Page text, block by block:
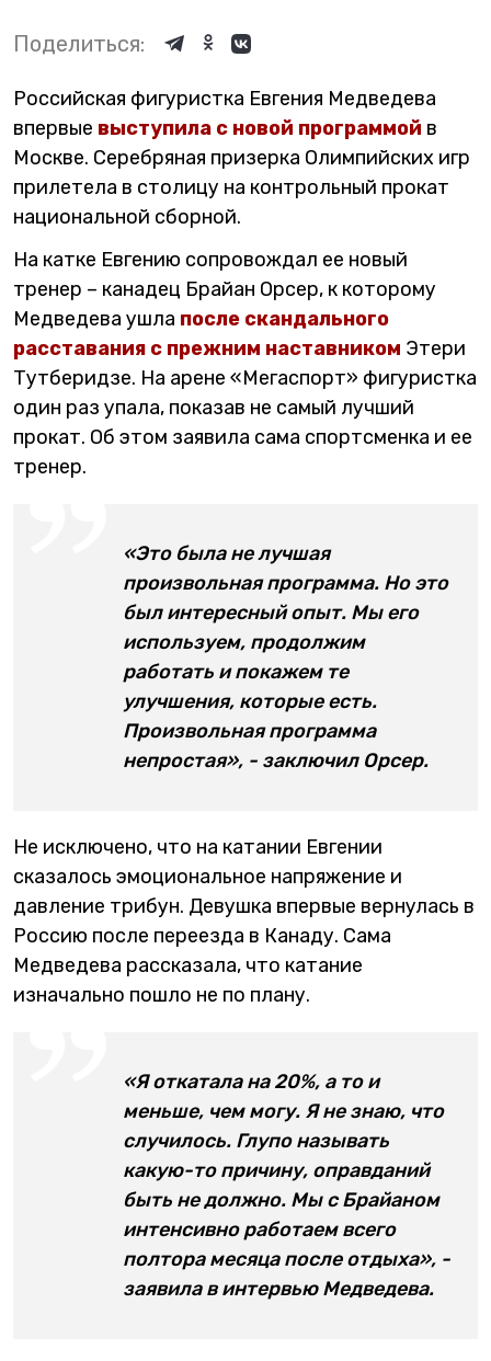
Поделиться:
Российская фигуристка Евгения Медведева
впервые выступила с новой программой в
Москве. Серебряная призерка Олимпийских игр
прилетела в столицу на контрольный прокат
национальной сборной.
На катке Евгению сопровождал ее новый
тренер – канадец Брайан Орсер, к которому
Медведева ушла после скандального
расставания с прежним наставником Этери
Тутберидзе. На арене «Мегаспорт» фигуристка
один раз упала, показав не самый лучший
прокат. Об этом заявила сама спортсменка и ее
тренер.
«Это была не лучшая
произвольная программа. Но это
был интересный опыт. Мы его
используем, продолжим
работать и покажем те
улучшения, которые есть.
Произвольная программа
непростая», - заключил Орсер.
Не исключено, что на катании Евгении
сказалось эмоциональное напряжение и
давление трибун. Девушка впервые вернулась в
Россию после переезда в Канаду. Сама
Медведева рассказала, что катание
изначально пошло не по плану.
«Я откатала на 20%, а то и
меньше, чем могу. Я не знаю, что
случилось. Глупо называть
какую-то причину, оправданий
быть не должно. Мы с Брайаном
интенсивно работаем всего
полтора месяца после отдыха», -
заявила в интервью Медведева.